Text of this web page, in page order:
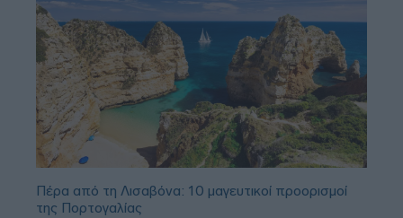
Πέρα από τη Λισαβόνα: 10 μαγευτικοί προορισμοί
της Πορτογαλίας